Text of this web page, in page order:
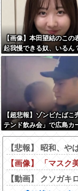
【画像】本田望結のこの
起我慢できる奴、いるん
【超悲報】ゾンビたばこ
テンド飲み会」で広島カ
介がセクシー女優と寸止
【悲報】 昭和、や
【画像】 「マス
【動画】 クソガ